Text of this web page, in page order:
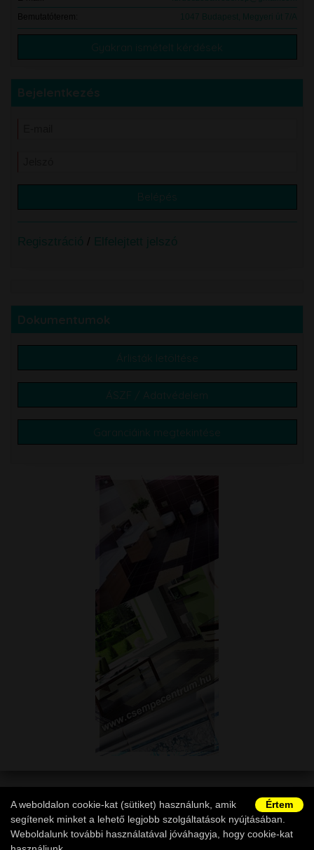
Értem
A weboldalon cookie-kat (sütiket) használunk, amik
segítenek minket a lehető legjobb szolgáltatások nyújtásában.
Weboldalunk további használatával jóváhagyja, hogy cookie-kat
Bemutatóterem:
1047 Budapest, Megyeri út 7/A
Gyakran ismételt kérdések
Bejelentkezés
Regisztráció / Elfelejtett jelszó
Dokumentumok
Árlisták letöltése
ÁSZF / Adatvédelem
Garanciáink megtekintése
Copyright © 2011-2026 -M-Acryl Webshop|ÁSZF
Adatvédelem
|Vásárlói információk| Elállás a szerződéstől |Ügyfélszolgálat